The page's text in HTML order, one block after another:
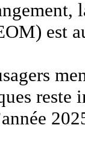
est
reste